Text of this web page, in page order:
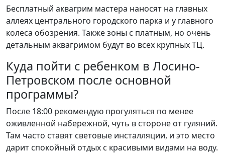
Бесплатный аквагрим мастера наносят на главных
аллеях центрального городского парка и у главного
колеса обозрения. Также зоны с платным, но очень
детальным аквагримом будут во всех крупных ТЦ.
Куда пойти с ребенком в Лосино-
Петровском после основной
программы?
После 18:00 рекомендую прогуляться по менее
оживленной набережной, чуть в стороне от гуляний.
Там часто ставят световые инсталляции, и это место
дарит спокойный отдых с красивыми видами на воду.